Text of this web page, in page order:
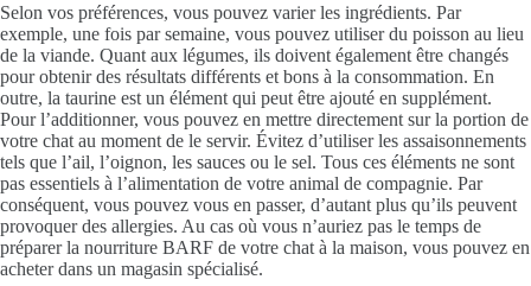
Selon vos préférences, vous pouvez varier les ingrédients. Par
exemple, une fois par semaine, vous pouvez utiliser du poisson au lieu
de la viande. Quant aux légumes, ils doivent également être changés
pour obtenir des résultats différents et bons à la consommation. En
outre, la taurine est un élément qui peut être ajouté en supplément.
Pour l’additionner, vous pouvez en mettre directement sur la portion de
votre chat au moment de le servir. Évitez d’utiliser les assaisonnements
tels que l’ail, l’oignon, les sauces ou le sel. Tous ces éléments ne sont
pas essentiels à l’alimentation de votre animal de compagnie. Par
conséquent, vous pouvez vous en passer, d’autant plus qu’ils peuvent
provoquer des allergies. Au cas où vous n’auriez pas le temps de
préparer la nourriture BARF de votre chat à la maison, vous pouvez en
acheter dans un magasin spécialisé.